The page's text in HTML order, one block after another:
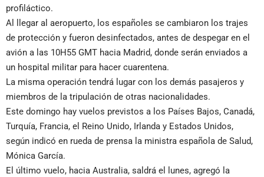
profiláctico.
Al llegar al aeropuerto, los españoles se cambiaron los trajes
de protección y fueron desinfectados, antes de despegar en el
avión a las 10H55 GMT hacia Madrid, donde serán enviados a
un hospital militar para hacer cuarentena.
La misma operación tendrá lugar con los demás pasajeros y
miembros de la tripulación de otras nacionalidades.
Este domingo hay vuelos previstos a los Países Bajos, Canadá,
Turquía, Francia, el Reino Unido, Irlanda y Estados Unidos,
según indicó en rueda de prensa la ministra española de Salud,
Mónica García.
El último vuelo, hacia Australia, saldrá el lunes, agregó la